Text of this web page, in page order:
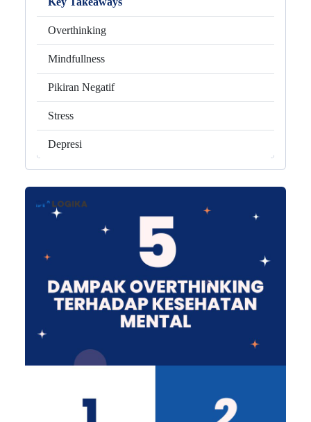
Overthinking
Mindfullness
Pikiran Negatif
Stress
Depresi